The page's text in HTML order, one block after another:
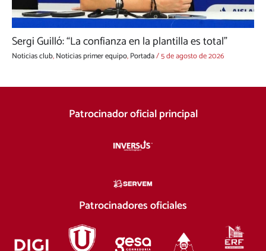
Sergi Guilló: “La confianza en la plantilla es total”
Noticias club,Noticias primer equipo,Portada/5 de agosto de 2026
Patrocinador oficial principal
Patrocinadores oficiales